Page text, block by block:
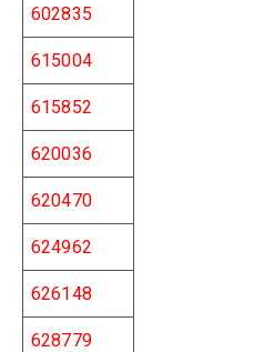
602835
615004
615852
620036
620470
624962
626148
628779